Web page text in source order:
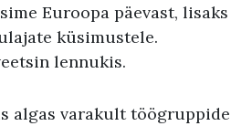
Euroopa päevast, lisaks
küsimustele.
lennukis.
algas varakult töögruppide